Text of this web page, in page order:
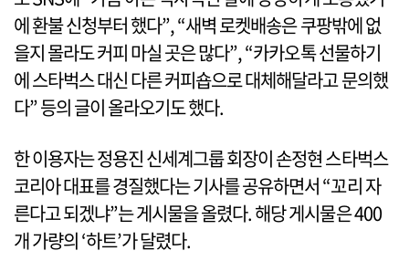
에 환불 신청부터 했다”, “새벽 로켓배송은 쿠팡밖에 없
을지 몰라도 커피 마실 곳은 많다”, “카카오톡 선물하기
에 스타벅스 대신 다른 커피숍으로 대체해달라고 문의했
다” 등의 글이 올라오기도 했다.
한 이용자는 정용진 신세계그룹 회장이 손정현 스타벅스
코리아 대표를 경질했다는 기사를 공유하면서 “꼬리 자
른다고 되겠냐”는 게시물을 올렸다. 해당 게시물은 400
개 가량의 ‘하트’가 달렸다.